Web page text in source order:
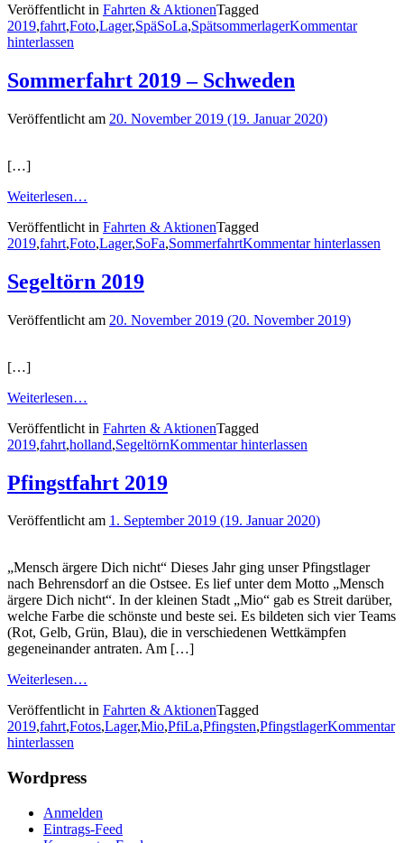
Veröffentlicht in Fahrten & AktionenTagged
2019,fahrt,Foto,Lager,SpäSoLa,SpätsommerlagerKommentar
hinterlassen
Sommerfahrt 2019 – Schweden
Veröffentlicht am 20. November 2019 (19. Januar 2020)
[…]
Weiterlesen…
Veröffentlicht in Fahrten & AktionenTagged
2019,fahrt,Foto,Lager,SoFa,SommerfahrtKommentar hinterlassen
Segeltörn 2019
Veröffentlicht am 20. November 2019 (20. November 2019)
[…]
Weiterlesen…
Veröffentlicht in Fahrten & AktionenTagged
2019,fahrt,holland,SegeltörnKommentar hinterlassen
Pfingstfahrt 2019
Veröffentlicht am 1. September 2019 (19. Januar 2020)
„Mensch ärgere Dich nicht“ Dieses Jahr ging unser Pfingstlager
nach Behrensdorf an die Ostsee. Es lief unter dem Motto „Mensch
ärgere Dich nicht“. In der kleinen Stadt „Mio“ gab es Streit darüber,
welche Farbe die schönste und beste sei. Es bildeten sich vier Teams
(Rot, Gelb, Grün, Blau), die in verschiedenen Wettkämpfen
gegeneinander antraten. Am […]
Weiterlesen…
Veröffentlicht in Fahrten & AktionenTagged
2019,fahrt,Fotos,Lager,Mio,PfiLa,Pfingsten,PfingstlagerKommentar
hinterlassen
Wordpress
Anmelden
Eintrags-Feed